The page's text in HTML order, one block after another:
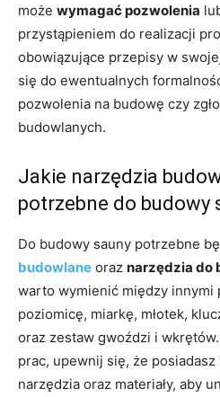
może wymagać pozwolenia
przystąpieniem do realizacji
obowiązujące przepisy w
się do ewentualnych
pozwolenia na budowę czy
budowlanych.
Jakie narzędzia
potrzebne do budowy
Do budowy sauny potrzebne
budowlane oraz narzędzia do
warto wymienić między innymi
poziomicę, miarkę, młotek,
oraz zestaw gwoździ i
prac, upewnij się, że
narzędzia oraz materiały, aby